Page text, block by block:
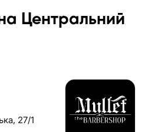
Центральний
27/1